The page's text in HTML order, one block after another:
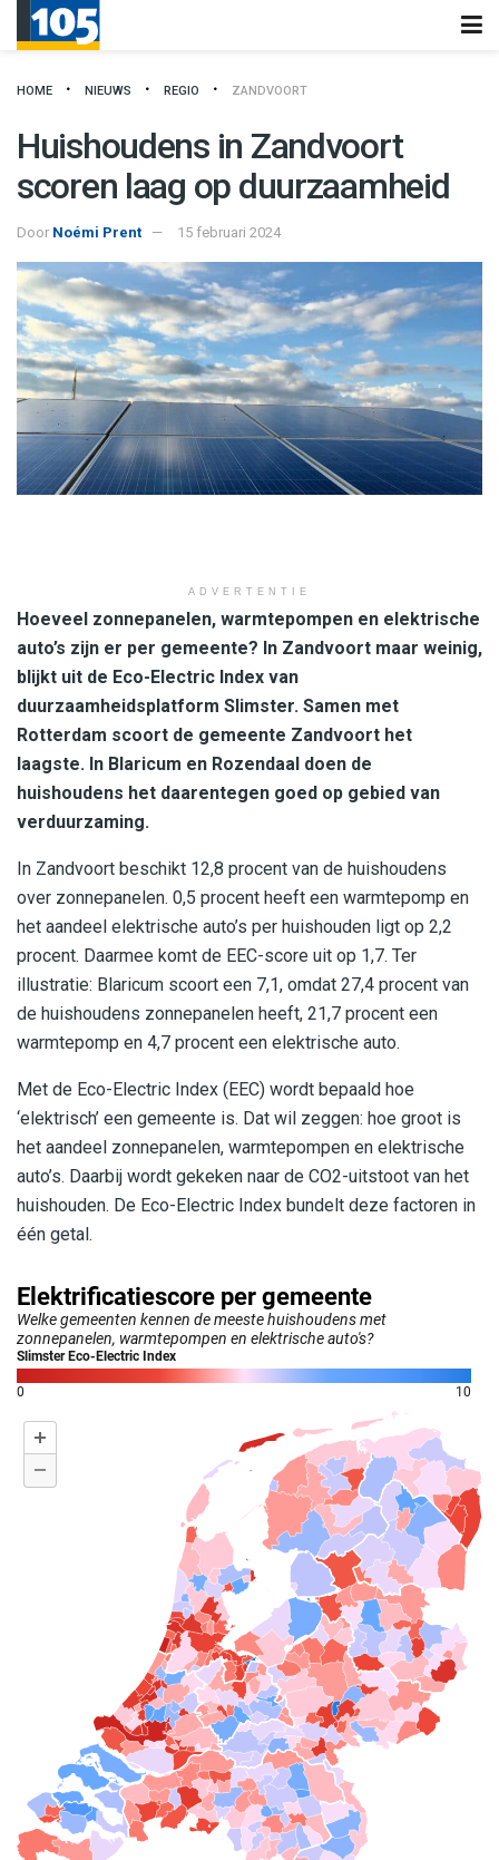
HOME NIEUWS REGIO ZANDVOORT
Huishoudens in Zandvoort
scoren laag op duurzaamheid
Door Noémi Prent 15 februari 2024
ADVERTENTIE
Hoeveel zonnepanelen, warmtepompen en elektrische
auto’s zijn er per gemeente? In Zandvoort maar weinig,
blijkt uit de Eco-Electric Index van
duurzaamheidsplatform Slimster. Samen met
Rotterdam scoort de gemeente Zandvoort het
laagste. In Blaricum en Rozendaal doen de
huishoudens het daarentegen goed op gebied van
verduurzaming.
In Zandvoort beschikt 12,8 procent van de huishoudens
over zonnepanelen. 0,5 procent heeft een warmtepomp en
het aandeel elektrische auto’s per huishouden ligt op 2,2
procent. Daarmee komt de EEC-score uit op 1,7. Ter
illustratie: Blaricum scoort een 7,1, omdat 27,4 procent van
de huishoudens zonnepanelen heeft, 21,7 procent een
warmtepomp en 4,7 procent een elektrische auto.
Met de Eco-Electric Index (EEC) wordt bepaald hoe
‘elektrisch’ een gemeente is. Dat wil zeggen: hoe groot is
het aandeel zonnepanelen, warmtepompen en elektrische
auto’s. Daarbij wordt gekeken naar de CO2-uitstoot van het
huishouden. De Eco-Electric Index bundelt deze factoren in
één getal.